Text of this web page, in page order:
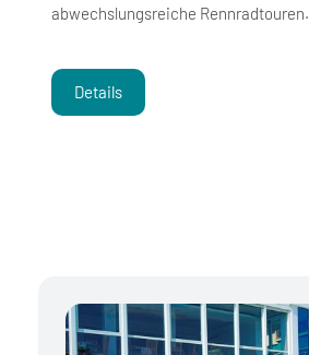
abwechslungsreiche Rennradtouren.
Details